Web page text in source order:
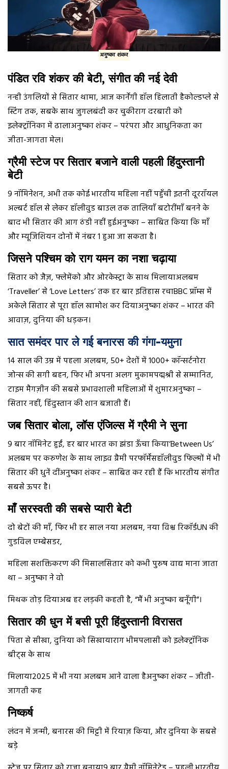
अनुष्का शंकर
पंडित रवि शंकर की बेटी, संगीत की नई देवी
नन्ही उंगलियों से सितार थामा, आज कार्नेगी हॉल हिलाती हैकोल्डप्ले से
स्टिंग तक, सबके साथ जुगलबंदी कर चुकीराग दरबारी को
इलेक्ट्रॉनिका में ढालाअनुष्का शंकर – परंपरा और आधुनिकता का
जीता-जागता मेल।
ग्रैमी स्टेज पर सितार बजाने वाली पहली हिंदुस्तानी
बेटी
9 नॉमिनेशन, अभी तक कोई भारतीय महिला नहीं पहुँची इतनी दूररॉयल
अल्बर्ट हॉल से लेकर हॉलीवुड बाउल तक तालियाँ बटोरींमाँ बनने के
बाद भी सितार की आग ठंडी नहीं हुईअनुष्का – साबित किया कि माँ
और म्यूजिशियन दोनों में नंबर 1 हुआ जा सकता है।
जिसने पश्चिम को राग यमन का नशा चढ़ाया
सितार को जैज़, फ्लेमेंको और ओरकेस्ट्रा के साथ मिलायाअलबम
‘Traveller’ से ‘Love Letters’ तक हर बार इतिहास रचाBBC प्रॉम्स में
अकेले सितार से पूरा हॉल खामोश कर दियाअनुष्का शंकर – भारत की
आवाज़, दुनिया की धड़कन।
सात समंदर पार ले गई बनारस की गंगा-यमुना
14 साल की उम्र में पहला अलबम, 50+ देशों में 1000+ कॉन्सर्टनोरा
जोन्स की सगी बहन, फिर भी अपना अलग मुकामपद्मश्री से सम्मानित,
टाइम मैगज़ीन की सबसे प्रभावशाली महिलाओं में शुमारअनुष्का –
सितार नहीं, हिंदुस्तान की शान बजाती हैं।
जब सितार बोला, लॉस एंजिल्स में ग्रैमी ने सुना
9 बार नॉमिनेट हुईं, हर बार भारत का झंडा ऊँचा किया‘Between Us’
अलबम पर करुणेश के साथ लाइव ग्रैमी परफॉर्मेंसहॉलीवुड फिल्मों में भी
सितार की धुनें दींअनुष्का शंकर – साबित कर रही हैं कि भारतीय संगीत
सबसे ऊपर है।
माँ सरस्वती की सबसे प्यारी बेटी
दो बेटों की माँ, फिर भी हर साल नया अलबम, नया विश्व रिकॉर्डUN की
गुडविल एम्बेसडर,
महिला सशक्तिकरण की मिसालसितार को कभी पुरुष वाद्य माना जाता
था – अनुष्का ने वो
मिथक तोड़ दियाअब हर लड़की कहती है, “मैं भी अनुष्का बनूँगी”।
सितार की धुन में बसी पूरी हिंदुस्तानी विरासत
पिता से सीखा, दुनिया को सिखायाराग भीमपलासी को इलेक्ट्रॉनिक
बीट्स के साथ
मिलाया2025 में भी नया अलबम आने वाला हैअनुष्का शंकर – जीती-
जागती कह
निष्कर्ष
लंदन में जन्मी, बनारस की मिट्टी में रियाज़ किया, और दुनिया के सबसे
बड़े